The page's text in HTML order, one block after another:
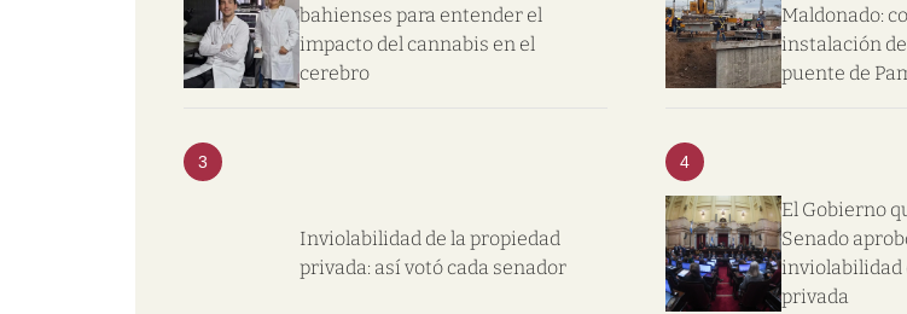
bahienses para entender el
impacto del cannabis en el
cerebro
Maldonado:
instalación
puente de
3
Inviolabilidad de la propiedad
privada: así votó cada senador
4
El Gobierno
Senado
inviolabilidad
privada